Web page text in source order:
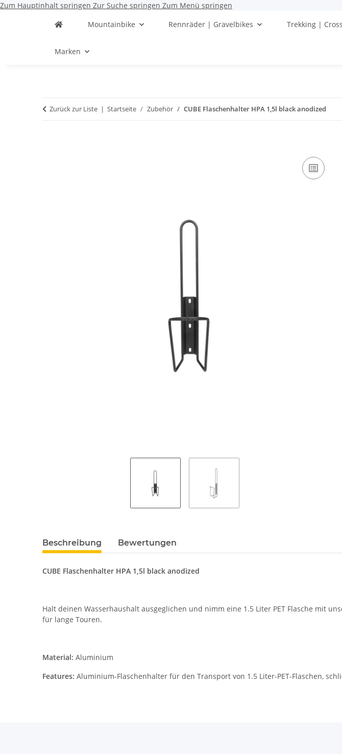
Zum Hauptinhalt springen Zur Suche springen Zum Menü springen
Mountainbike Rennräder | Gravelbikes Trekking |
Marken
Zurück zur Liste Startseite Zubehör CUBE Flaschenhalter HPA 1,5l black anodized
Beschreibung Bewertungen
CUBE Flaschenhalter HPA 1,5l black anodized
Halt deinen Wasserhaushalt ausgeglichen und nimm eine 1.5 Liter PET Flasche mit
für lange Touren.
Material:Aluminium
Features:Aluminium-Flaschenhalter für den Transport von 1.5 Liter-PET-Flaschen,